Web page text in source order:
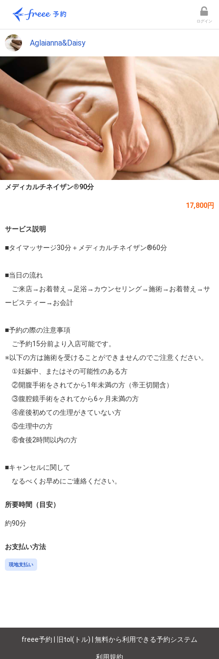
ログイン
Aglaianna&Daisy
メディカルチネイザン®️90分
17,800円
サービス説明
■タイマッサージ30分＋メディカルチネイザン®️60分
■当日の流れ
ご来店→お着替え→足浴→カウンセリング→施術→お着替え→サ
ービスティー→お会計
■予約の際の注意事項
ご予約15分前より入店可能です。
※以下の方は施術を受けることができませんのでご注意ください。
①妊娠中、またはその可能性のある方
②開腹手術をされてから1年未満の方（帝王切開含）
③腹腔鏡手術をされてから6ヶ月未満の方
④産後初めての生理がきていない方
⑤生理中の方
⑥食後2時間以内の方
■キャンセルに関して
なるべくお早めにご連絡ください。
所要時間（目安）
約90分
お支払い方法
現地支払い
freee予約 | 旧tol(トル) | 無料から利用できる予約システム
利用規約